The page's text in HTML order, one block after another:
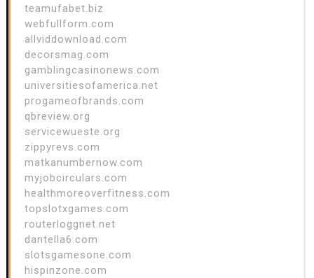
teamufabet.biz
webfullform.com
allviddownload.com
decorsmag.com
gamblingcasinonews.com
universitiesofamerica.net
progameofbrands.com
qbreview.org
servicewueste.org
zippyrevs.com
matkanumbernow.com
myjobcirculars.com
healthmoreoverfitness.com
topslotxgames.com
routerloggnet.net
dantella6.com
slotsgamesone.com
hispinzone.com